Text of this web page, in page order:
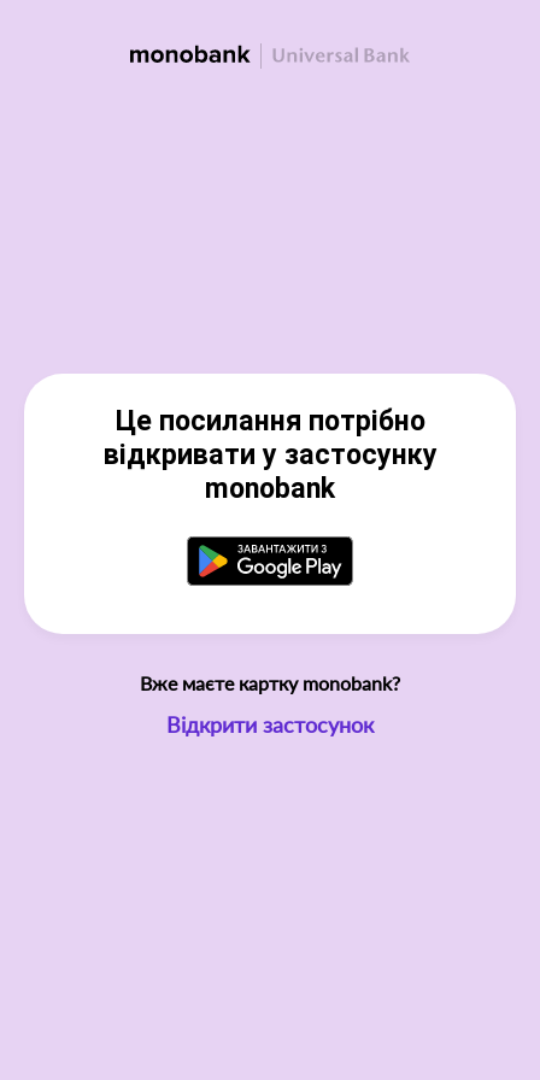
Це посилання потрібно
відкривати у застосунку
monobank
Вже маєте картку monobank?
Відкрити застосунок